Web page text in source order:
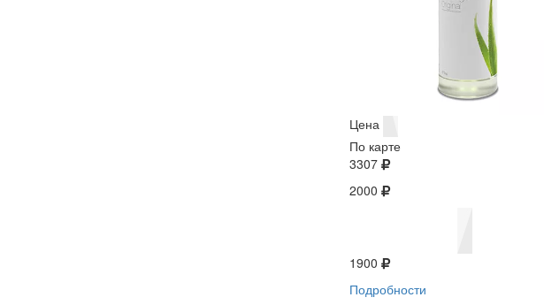
Цена
По карте
3307
2000
1900
Подробности